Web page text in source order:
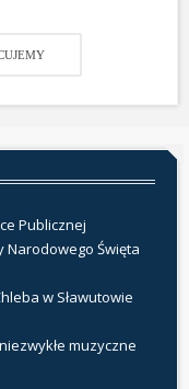
Publicznej
Narodowego Święta
w Sławutowie
muzyczne